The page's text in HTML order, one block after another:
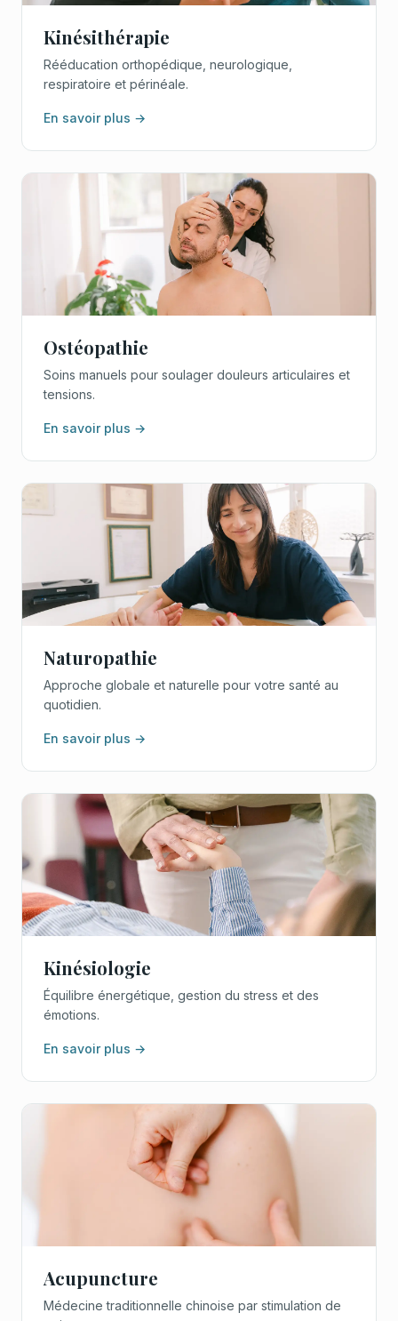
Kinésithérapie
Rééducation orthopédique, neurologique,
respiratoire et périnéale.
En savoir plus →
Ostéopathie
Soins manuels pour soulager douleurs articulaires et
tensions.
En savoir plus →
Naturopathie
Approche globale et naturelle pour votre santé au
quotidien.
En savoir plus →
Kinésiologie
Équilibre énergétique, gestion du stress et des
émotions.
En savoir plus →
Acupuncture
Médecine traditionnelle chinoise par stimulation de